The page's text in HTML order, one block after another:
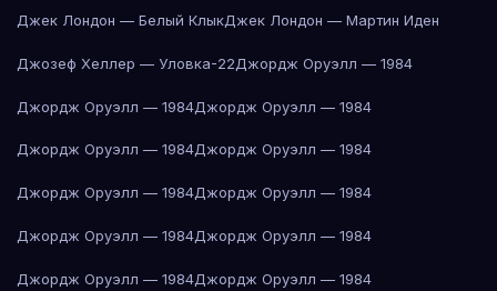
Джек Лондон — Белый КлыкДжек Лондон — Мартин Иден
Джозеф Хеллер — Уловка-22Джордж Оруэлл — 1984
Джордж Оруэлл — 1984Джордж Оруэлл — 1984
Джордж Оруэлл — 1984Джордж Оруэлл — 1984
Джордж Оруэлл — 1984Джордж Оруэлл — 1984
Джордж Оруэлл — 1984Джордж Оруэлл — 1984
Джордж Оруэлл — 1984Джордж Оруэлл — 1984